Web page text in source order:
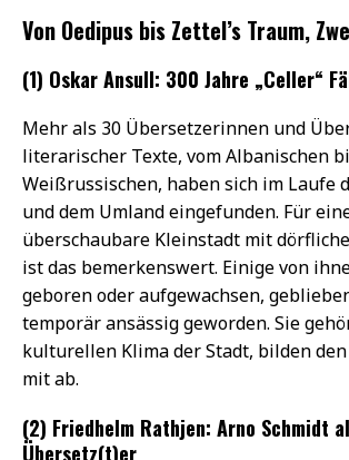
Von Oedipus bis Zettel’s Traum,
(1) Oskar Ansull: 300 Jahre „Celler“
Mehr als 30 Übersetzerinnen und
literarischer Texte, vom Albanischen
Weißrussischen, haben sich im Laufe
und dem Umland eingefunden. Für
überschaubare Kleinstadt mit
ist das bemerkenswert. Einige von
geboren oder aufgewachsen,
temporär ansässig geworden. Sie
kulturellen Klima der Stadt, bilden
mit ab.
(2) Friedhelm Rathjen: Arno Schmidt
Übersetz(t)er